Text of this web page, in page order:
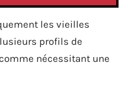
les vieilles
profils de
nécessitant une